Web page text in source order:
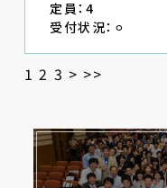
定員：4
受付状況：⚪︎
1 2 3 > >>